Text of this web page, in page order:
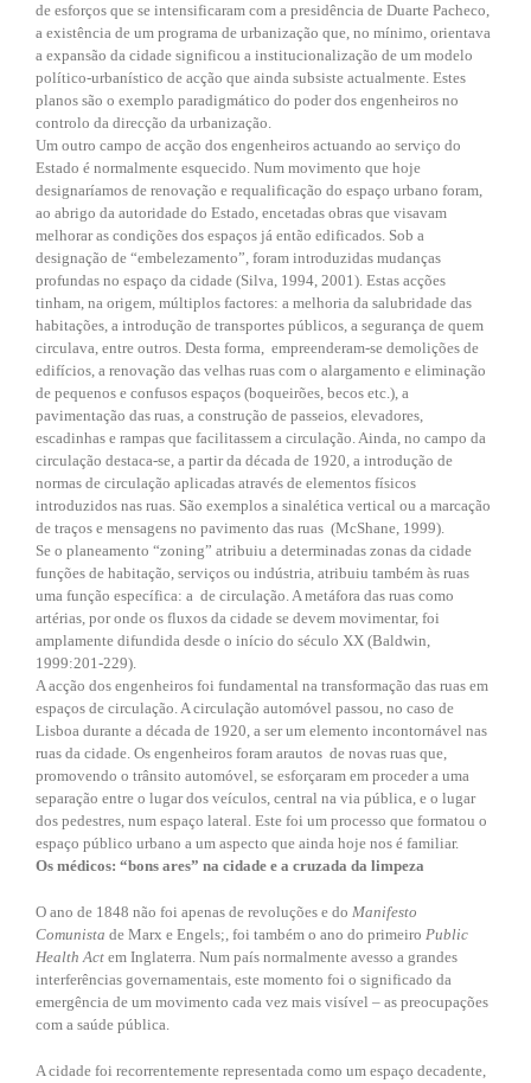
de esforços que se intensificaram com a presidência de Duarte Pacheco,
a existência de um programa de urbanização que, no mínimo, orientava
a expansão da cidade significou a institucionalização de um modelo
político-urbanístico de acção que ainda subsiste actualmente. Estes
planos são o exemplo paradigmático do poder dos engenheiros no
controlo da direcção da urbanização.
Um outro campo de acção dos engenheiros actuando ao serviço do
Estado é normalmente esquecido. Num movimento que hoje
designaríamos de renovação e requalificação do espaço urbano foram,
ao abrigo da autoridade do Estado, encetadas obras que visavam
melhorar as condições dos espaços já então edificados. Sob a
designação de “embelezamento”, foram introduzidas mudanças
profundas no espaço da cidade (Silva, 1994, 2001). Estas acções
tinham, na origem, múltiplos factores: a melhoria da salubridade das
habitações, a introdução de transportes públicos, a segurança de quem
circulava, entre outros. Desta forma, empreenderam-se demolições de
edifícios, a renovação das velhas ruas com o alargamento e eliminação
de pequenos e confusos espaços (boqueirões, becos etc.), a
pavimentação das ruas, a construção de passeios, elevadores,
escadinhas e rampas que facilitassem a circulação. Ainda, no campo da
circulação destaca-se, a partir da década de 1920, a introdução de
normas de circulação aplicadas através de elementos físicos
introduzidos nas ruas. São exemplos a sinalética vertical ou a marcação
de traços e mensagens no pavimento das ruas (McShane, 1999).
Se o planeamento “zoning” atribuiu a determinadas zonas da cidade
funções de habitação, serviços ou indústria, atribuiu também às ruas
uma função específica: a de circulação. A metáfora das ruas como
artérias, por onde os fluxos da cidade se devem movimentar, foi
amplamente difundida desde o início do século XX (Baldwin,
1999:201-229).
A acção dos engenheiros foi fundamental na transformação das ruas em
espaços de circulação. A circulação automóvel passou, no caso de
Lisboa durante a década de 1920, a ser um elemento incontornável nas
ruas da cidade. Os engenheiros foram arautos de novas ruas que,
promovendo o trânsito automóvel, se esforçaram em proceder a uma
separação entre o lugar dos veículos, central na via pública, e o lugar
dos pedestres, num espaço lateral. Este foi um processo que formatou o
espaço público urbano a um aspecto que ainda hoje nos é familiar.
Os médicos: “bons ares” na cidade e a cruzada da limpeza
O ano de 1848 não foi apenas de revoluções e do Manifesto
Comunista de Marx e Engels;, foi também o ano do primeiro Public
Health Act em Inglaterra. Num país normalmente avesso a grandes
interferências governamentais, este momento foi o significado da
emergência de um movimento cada vez mais visível – as preocupações
com a saúde pública.
A cidade foi recorrentemente representada como um espaço decadente,